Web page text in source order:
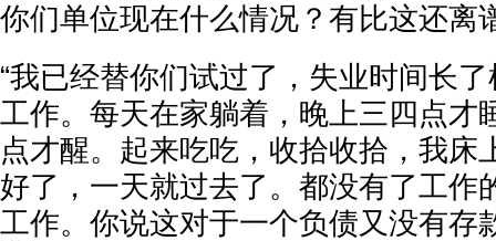
你们单位现在什么情况？有比这还离
“我已经替你们试过了，失业时间长
工作。每天在家躺着，晚上三四点才
点才醒。起来吃吃，收拾收拾，我床
好了，一天就过去了。都没有了工作
工作。你说这对于一个负债又没有存